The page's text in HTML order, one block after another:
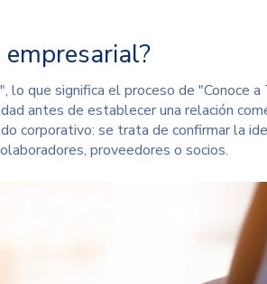
", lo que significa el proceso de "Conoce a
antes de establecer una relación
corporativo: se trata de confirmar la
proveedores o socios.